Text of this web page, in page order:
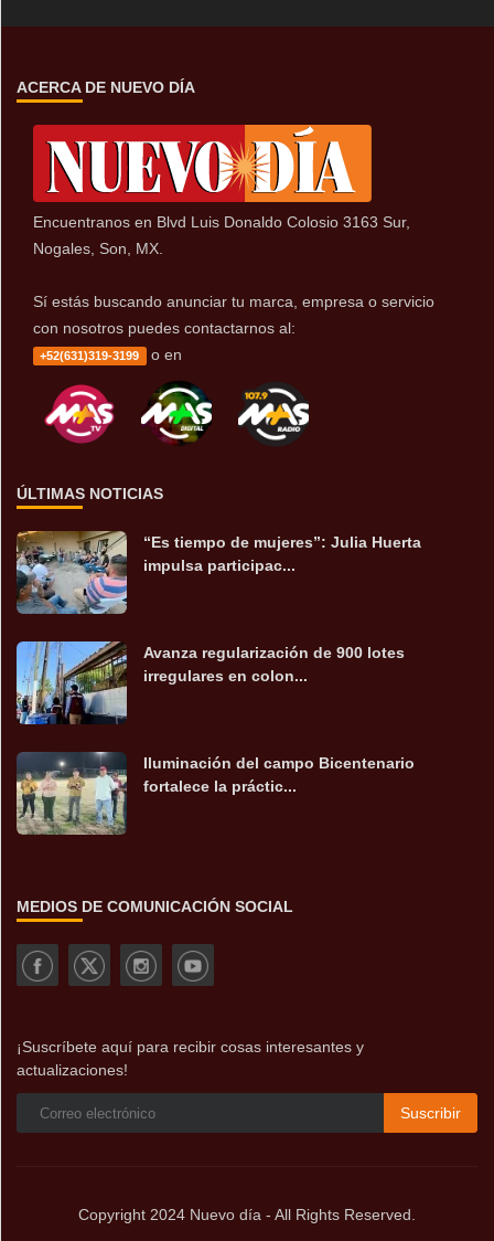
ACERCA DE NUEVO DÍA
Encuentranos en Blvd Luis Donaldo Colosio 3163 Sur,
Nogales, Son, MX.
Sí estás buscando anunciar tu marca, empresa o servicio
con nosotros puedes contactarnos al:
+52(631)319-3199 o en
ÚLTIMAS NOTICIAS
“Es tiempo de mujeres”: Julia Huerta
impulsa participac...
Avanza regularización de 900 lotes
irregulares en colon...
Iluminación del campo Bicentenario
fortalece la práctic...
MEDIOS DE COMUNICACIÓN SOCIAL
¡Suscríbete aquí para recibir cosas interesantes y
actualizaciones!
Suscribir
Copyright 2024 Nuevo día - All Rights Reserved.